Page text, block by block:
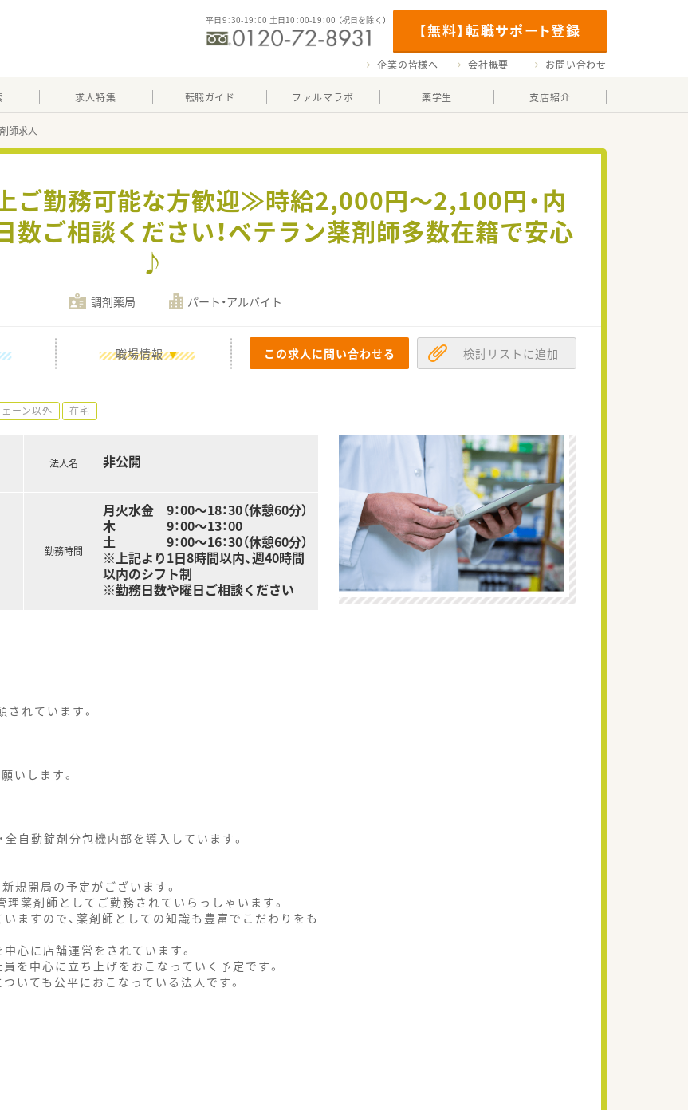
【無料】転職サポート登録
平日9：30-19：00 土日10：00-19：00 （祝日を除く）
企業の皆様へ 会社概要 お問い合わせ
求人特集 転職ガイド ファルマラボ 薬学生 支店紹介
師求人
ご勤務可能な方歓迎≫時給2,000円～2,100円・内
数ご相談ください！ベテラン薬剤師多数在籍で安心
♪
調剤薬局 パート・アルバイト
職場情報 この求人に問い合わせる 検討リストに追加
ーン以外 在宅
法人名 非公開
勤務時間
月火水金 9：00～18：30（休憩60分）
木 9：00～13：00
土 9：00～16：30（休憩60分）
※上記より1日8時間以内、週40時間
以内のシフト制
※勤務日数や曜日ご相談ください
れています。
いします。
自動錠剤分包機内部を導入しています。
規開局の予定がございます。
薬剤師としてご勤務されていらっしゃいます。
ますので、薬剤師としての知識も豊富でこだわりをも
心に店舗運営をされています。
を中心に立ち上げをおこなっていく予定です。
いても公平におこなっている法人です。